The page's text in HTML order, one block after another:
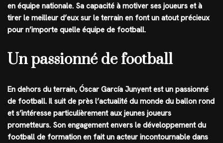
en équipe nationale. Sa capacité à motiver ses joueurs et à
tirer le meilleur d’eux sur le terrain en font un atout précieux
pour n’importe quelle équipe de football.
Un passionné de football
En dehors du terrain, Óscar García Junyent est un passionné
de football. Il suit de près l’actualité du monde du ballon rond
et s’intéresse particulièrement aux jeunes joueurs
prometteurs. Son engagement envers le développement du
football de formation en fait un acteur incontournable dans